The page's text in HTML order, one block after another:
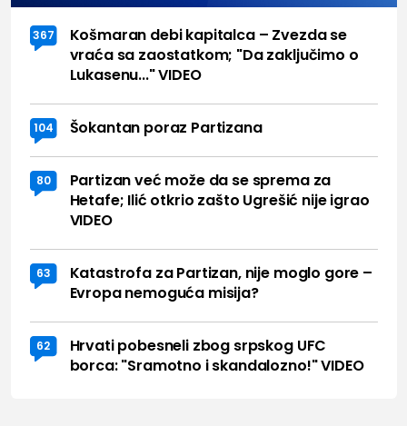
367
Košmaran debi kapitalca – Zvezda se
vraća sa zaostatkom; "Da zaključimo o
Lukasenu..." VIDEO
104 Šokantan poraz Partizana
80
Partizan već može da se sprema za
Hetafe; Ilić otkrio zašto Ugrešić nije igrao
VIDEO
63
Katastrofa za Partizan, nije moglo gore –
Evropa nemoguća misija?
62
Hrvati pobesneli zbog srpskog UFC
borca: "Sramotno i skandalozno!" VIDEO